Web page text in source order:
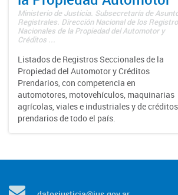
Ministerio de Justicia. Subsecretaría de
Registrales. Dirección Nacional de los
Nacionales de la Propiedad del Automotor y
Créditos ...
Listados de Registros Seccionales de la
Propiedad del Automotor y Créditos
Prendarios, con competencia en
automotores, motovehículos, maquinarias
agrícolas, viales e industriales y de créditos
prendarios de todo el país.